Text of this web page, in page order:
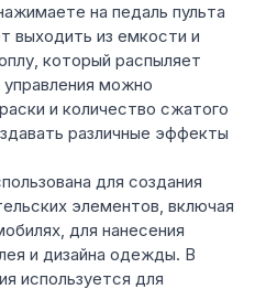
на педаль пульта
выходить из емкости и
который распыляет
можно
и количество сжатого
различные эффекты
для создания
элементов, включая
для нанесения
и дизайна одежды. В
используется для